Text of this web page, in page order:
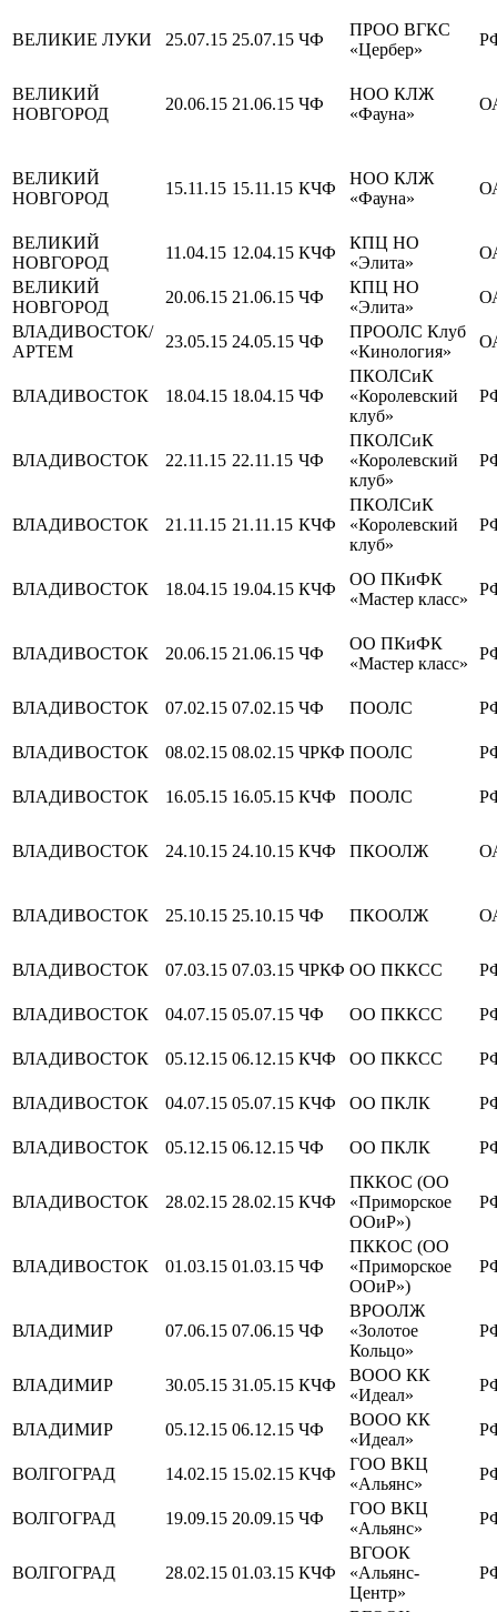
ВЕЛИКИЕ ЛУКИ 25.07.15 25.07.15 ЧФ
ПРОО ВГКС
«Цербер»
ВЕЛИКИЙ
НОВГОРОД
20.06.15 21.06.15 ЧФ
НОО КЛЖ
«Фауна»
ВЕЛИКИЙ
НОВГОРОД
15.11.15 15.11.15 КЧФ
НОО КЛЖ
«Фауна»
ВЕЛИКИЙ
НОВГОРОД
11.04.15 12.04.15 КЧФ
КПЦ НО
«Элита»
ВЕЛИКИЙ
НОВГОРОД
20.06.15 21.06.15 ЧФ
КПЦ НО
«Элита»
ВЛАДИВОСТОК/
АРТЕМ
23.05.15 24.05.15 ЧФ
ПРООЛС Клуб
«Кинология»
ВЛАДИВОСТОК 18.04.15 18.04.15 ЧФ
ПКОЛСиК
«Королевский
клуб»
ВЛАДИВОСТОК 22.11.15 22.11.15 ЧФ
ПКОЛСиК
«Королевский
клуб»
ВЛАДИВОСТОК 21.11.15 21.11.15 КЧФ
ПКОЛСиК
«Королевский
клуб»
ВЛАДИВОСТОК 18.04.15 19.04.15 КЧФ
ОО ПКиФК
«Мастер класс»
ВЛАДИВОСТОК 20.06.15 21.06.15 ЧФ
ОО ПКиФК
«Мастер класс»
ВЛАДИВОСТОК 07.02.15 07.02.15 ЧФ ПООЛС
ВЛАДИВОСТОК 08.02.15 08.02.15 ЧРКФ ПООЛС
ВЛАДИВОСТОК 16.05.15 16.05.15 КЧФ ПООЛС
ВЛАДИВОСТОК 24.10.15 24.10.15 КЧФ ПКООЛЖ
ВЛАДИВОСТОК 25.10.15 25.10.15 ЧФ ПКООЛЖ
ВЛАДИВОСТОК 07.03.15 07.03.15 ЧРКФ ОО ПККСС
ВЛАДИВОСТОК 04.07.15 05.07.15 ЧФ ОО ПККСС
ВЛАДИВОСТОК 05.12.15 06.12.15 КЧФ ОО ПККСС
ВЛАДИВОСТОК 04.07.15 05.07.15 КЧФ ОО ПКЛК
ВЛАДИВОСТОК 05.12.15 06.12.15 ЧФ ОО ПКЛК
ВЛАДИВОСТОК 28.02.15 28.02.15 КЧФ
ПККОС (ОО
«Приморское
ООиР»)
ВЛАДИВОСТОК 01.03.15 01.03.15 ЧФ
ПККОС (ОО
«Приморское
ООиР»)
ВЛАДИМИР 07.06.15 07.06.15 ЧФ
ВРООЛЖ
«Золотое
Кольцо»
ВЛАДИМИР 30.05.15 31.05.15 КЧФ
ВООО КК
«Идеал»
ВЛАДИМИР 05.12.15 06.12.15 ЧФ
ВООО КК
«Идеал»
ВОЛГОГРАД 14.02.15 15.02.15 КЧФ
ГОО ВКЦ
«Альянс»
ВОЛГОГРАД 19.09.15 20.09.15 ЧФ
ГОО ВКЦ
«Альянс»
ВОЛГОГРАД 28.02.15 01.03.15 КЧФ
ВГООК
«Альянс-
Центр»